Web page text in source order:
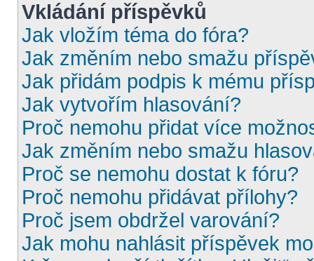
Vkládání příspěvků
Jak vložím téma do fóra?
Jak změním nebo smažu
Jak přidám podpis k mému
Jak vytvořím hlasování?
Proč nemohu přidat více
Jak změním nebo smažu
Proč se nemohu dostat k fóru?
Proč nemohu přidávat přílohy?
Proč jsem obdržel varování?
Jak mohu nahlásit příspěvek